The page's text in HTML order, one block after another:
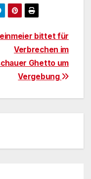
bittet für
Verbrechen im
Ghetto um
Vergebung